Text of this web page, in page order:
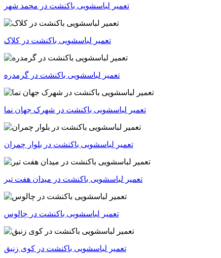
تعمیر لباسشویی باکنشت در محمد شهر
تعمیر لباسشویی باکنشت در کلاک
تعمیر لباسشویی باکنشت در گرمدره
تعمیر لباسشویی باکنشت در شهرک جهان نما
تعمیر لباسشویی باکنشت در بلوار چمران
تعمیر لباسشویی باکنشت در میدان هفت تیر
تعمیر لباسشویی باکنشت در چالوس
تعمیر لباسشویی باکنشت در کوی زنبق